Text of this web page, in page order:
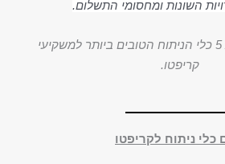
השונות ומחסומי התשלום.
במאמר זה נבחן את 5 כלי הניתוח הטובים ביותר למשקיעי
קריפטו.
כלי ניתוח לקריפטו